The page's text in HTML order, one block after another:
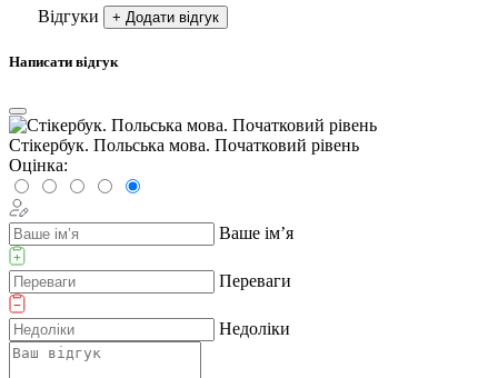
Відгуки
+ Додати відгук
Написати відгук
Стікербук. Польська мова. Початковий рівень
Оцінка:
Ваше ім’я
Переваги
Недоліки